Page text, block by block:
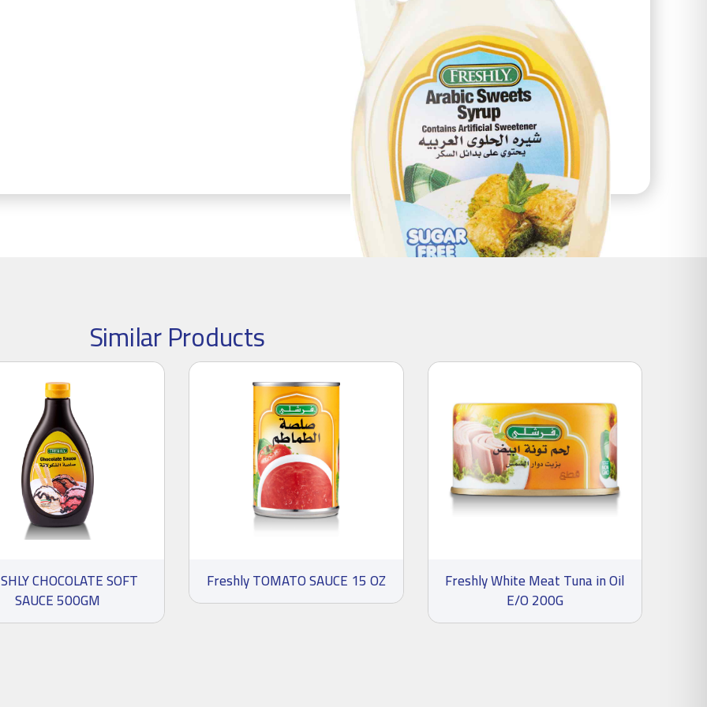
Similar Products
Freshly White Meat Tuna in Oil
E/O 200G
Freshly TOMATO SAUCE 15 OZ
CHOCOLATE SOFT
SAUCE 500GM